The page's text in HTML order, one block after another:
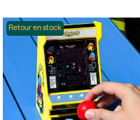
Retour en stock